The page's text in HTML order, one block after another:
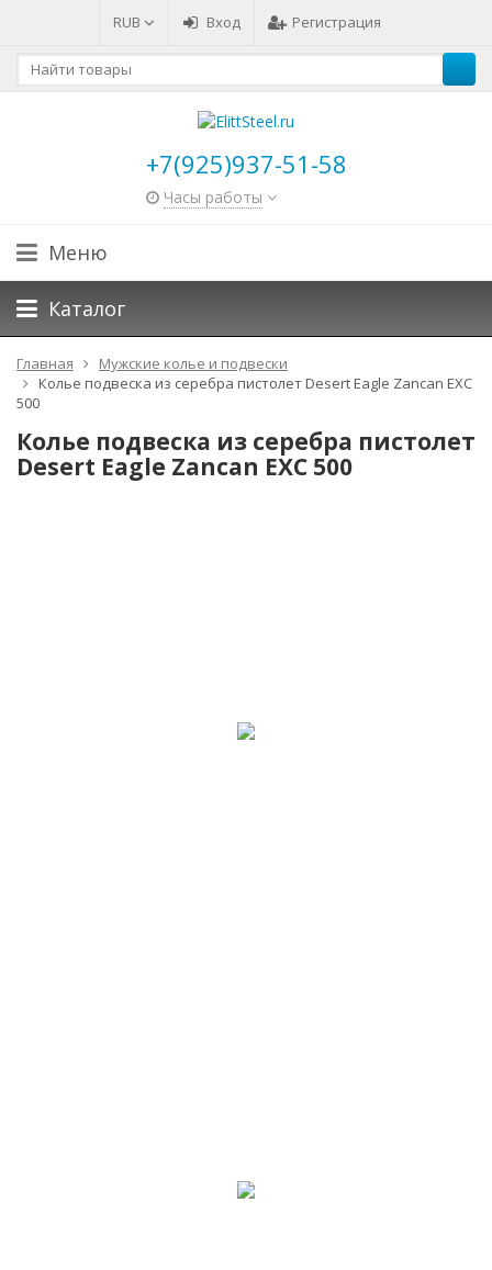
RUB Вход Регистрация
+7(925)937-51-58
Часы работы
Меню
Каталог
Главная
Мужские колье и подвески
Колье подвеска из серебра пистолет Desert Eagle Zancan EXC
500
Колье подвеска из серебра пистолет
Desert Eagle Zancan EXC 500